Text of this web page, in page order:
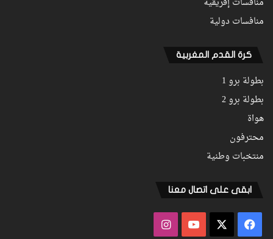
منافسات دولية
كرة القدم المغربية
بطولة برو 1
بطولة برو 2
هواة
محترفون
منتخبات وطنية
ابقى على اتصال معنا
فيسبوك ‫YouTubeانستقرام